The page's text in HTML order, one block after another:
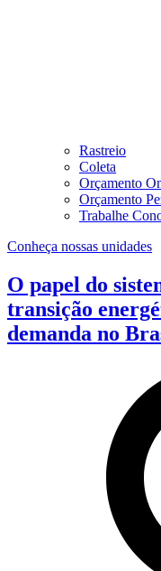
Rastreio
Coleta
Orçamento
Orçamento
Trabalhe
Conheça nossas unidades
O papel do
transição
demanda no